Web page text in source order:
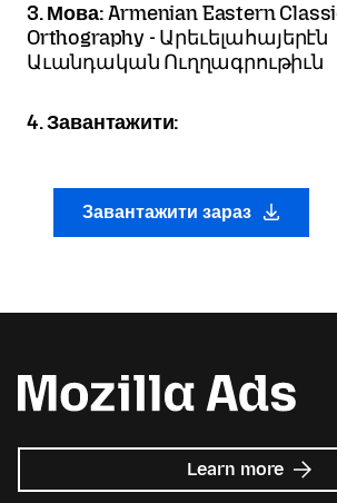
3. Мова:Armenian Eastern
Orthography - Արեւելահայերէն
Աւանդական Ուղղագրութիւն
4. Завантажити:
Завантажити зараз
Learn more about